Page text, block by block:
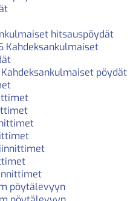
hitsauspöydät
Kahdeksankulmaiset
Kahdeksankulmaiset pöydät
pöytälevyyn